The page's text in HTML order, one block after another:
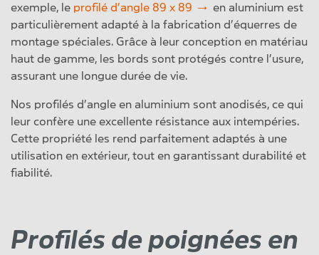
exemple, le profilé d’angle 89 x 89
en aluminium est
particulièrement adapté à la fabrication d’équerres de
montage spéciales. Grâce à leur conception en matériau
haut de gamme, les bords sont protégés contre l’usure,
assurant une longue durée de vie.
Nos profilés d’angle en aluminium sont anodisés, ce qui
leur confère une excellente résistance aux intempéries.
Cette propriété les rend parfaitement adaptés à une
utilisation en extérieur, tout en garantissant durabilité et
fiabilité.
Profilés de poignées en